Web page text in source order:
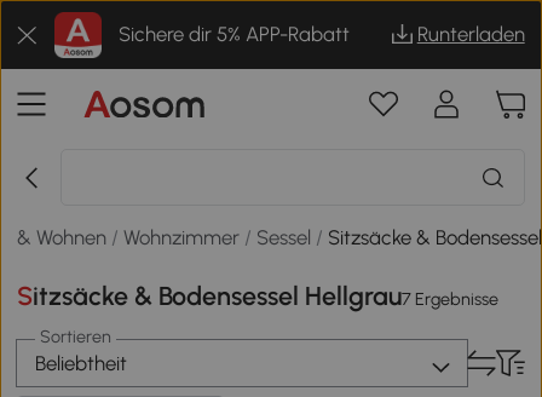
Sichere dir 5% APP-Rabatt Runterladen
& Wohnen /Wohnzimmer / Sessel / Sitzsäcke & Bodensessel
Sitzsäcke & Bodensessel Hellgrau7 Ergebnisse
Sortieren
Beliebtheit